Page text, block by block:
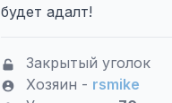
будет адалт!
Закрытый уголок
Хозяин - rsmike